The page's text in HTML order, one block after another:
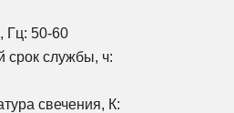
Гц: 50-60
срок службы, ч:
свечения, К: